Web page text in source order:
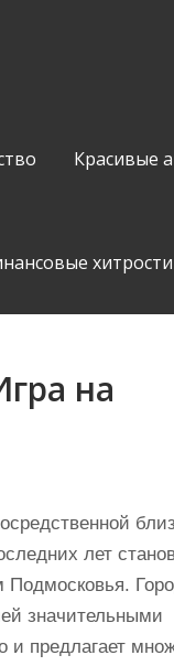
Красивые
хитрости
на
лет
Подмосковья.
значительными
предлагает